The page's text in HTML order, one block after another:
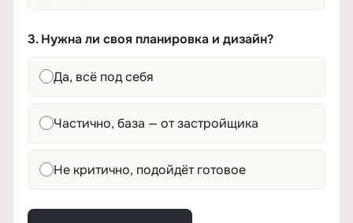
3. Нужна ли своя планировка и дизайн?
Да, всё под себя
Частично, база — от застройщика
Не критично, подойдёт готовое